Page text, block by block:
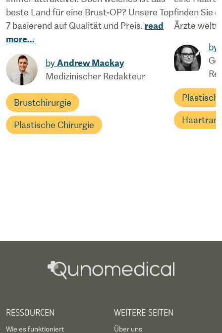
beste Land für eine Brust-OP? Unsere Top
7 basierend auf Qualität und Preis. read
more...
byAndrew Mackay
Medizinischer Redakteur
Brustchirurgie
Plastische Chirurgie
finden Sie
Ärzte
by
RESSOURCEN
Wie es funktioniert
WEITERE SEITEN
Über uns